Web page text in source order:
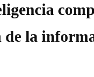
de la